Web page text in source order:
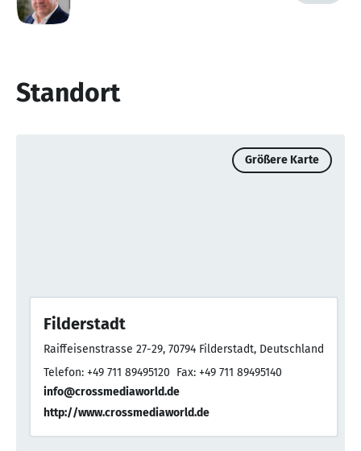
Standort
Größere Karte
Filderstadt
Raiffeisenstrasse 27-29, 70794 Filderstadt, Deutschland
Telefon: +49 711 89495120 Fax: +49 711 89495140
info@crossmediaworld.de
http://www.crossmediaworld.de